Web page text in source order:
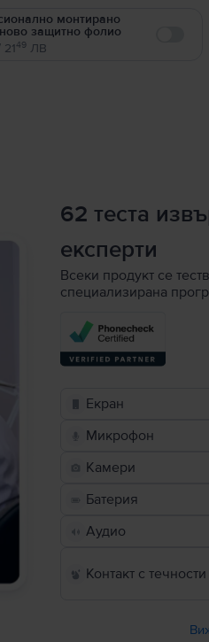
монтирано
защитно фолио
49 ЛВ
62 теста
експерти
Всеки продукт се
специализирана
Екран
Микрофон
Камери
Батерия
Аудио
Контакт с течности